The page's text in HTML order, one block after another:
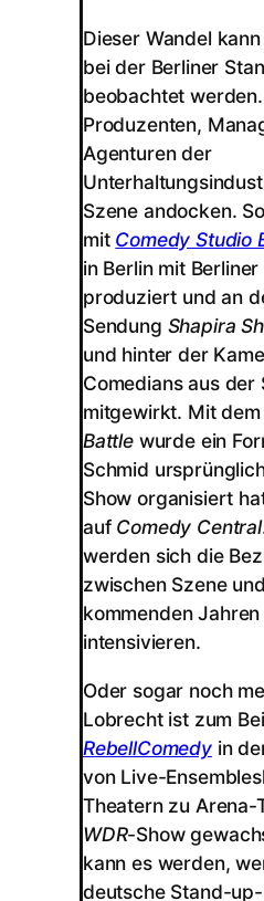
Dieser Wandel
bei der Berliner
beobachtet
Produzenten,
Agenturen der
Szene andocken.
mit Comedy Studio
in Berlin mit
produziert und an
Sendung Shapira
und hinter der
Comedians aus der
mitgewirkt. Mit dem
Battlewurde ein
Schmid
Show organisiert
auf Comedy Central
werden sich die
zwischen Szene
kommenden
intensivieren.
Oder sogar noch
Lobrecht ist zum
RebellComedyin
von Live-
Theatern zu Arena-
WDR-Show
kann es werden,
deutsche Stand-